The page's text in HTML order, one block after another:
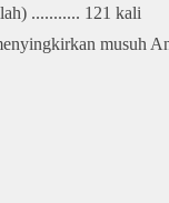
........... 121 kali
musuh